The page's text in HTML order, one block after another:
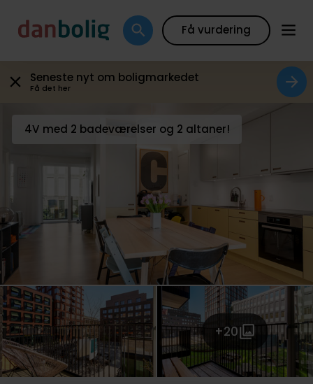
Få vurdering
Seneste nyt om boligmarkedet
Få det her
+20
4V med 2 badeværelser og 2 altaner!
Galleri Plantegning Boligfakta Kort